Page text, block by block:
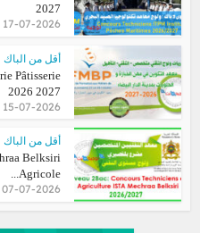
2027
17-07-2026
أقل من الباك
Pâtisserie
2026 2027
15-07-2026
أقل من الباك
Belksiri
Agricole...
07-07-2026